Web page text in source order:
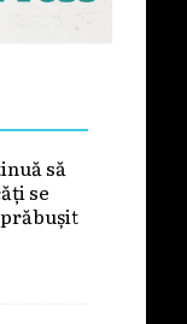
să
se